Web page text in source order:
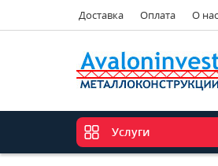
Доставка Оплата О нас
Услуги